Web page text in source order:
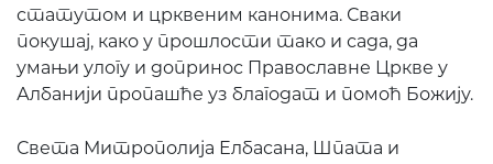
статутом и црквеним канонима. Сваки
покушај, како у прошлости тако и сада, да
умањи улогу и допринос Православне Цркве у
Албанији пропашће уз благодат и помоћ Божију.
Света Митрополија Елбасана, Шпата и